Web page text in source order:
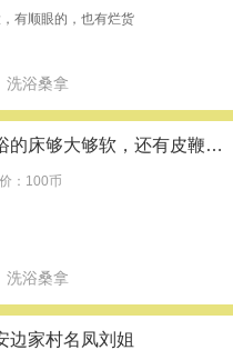
有顺眼的，也有烂货
洗浴桑拿
[置顶]这家洗浴的床够大够软，还有皮鞭蜡烛，花样挺多
：100币
洗浴桑拿
边家村名凤刘姐